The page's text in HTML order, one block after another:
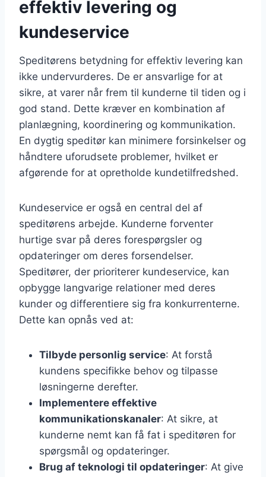
effektiv levering og
kundeservice
Speditørens betydning for effektiv levering kan
ikke undervurderes. De er ansvarlige for at
sikre, at varer når frem til kunderne til tiden og i
god stand. Dette kræver en kombination af
planlægning, koordinering og kommunikation.
En dygtig speditør kan minimere forsinkelser og
håndtere uforudsete problemer, hvilket er
afgørende for at opretholde kundetilfredshed.
Kundeservice er også en central del af
speditørens arbejde. Kunderne forventer
hurtige svar på deres forespørgsler og
opdateringer om deres forsendelser.
Speditører, der prioriterer kundeservice, kan
opbygge langvarige relationer med deres
kunder og differentiere sig fra konkurrenterne.
Dette kan opnås ved at:
Tilbyde personlig service: At forstå
kundens specifikke behov og tilpasse
løsningerne derefter.
Implementere effektive
kommunikationskanaler: At sikre, at
kunderne nemt kan få fat i speditøren for
spørgsmål og opdateringer.
Brug af teknologi til opdateringer: At give